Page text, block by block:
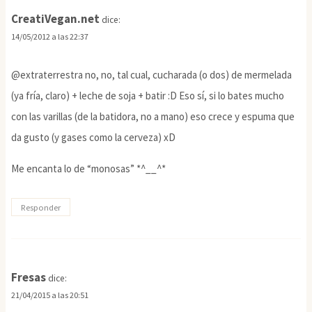
CreatiVegan.net dice:
14/05/2012 a las 22:37
@extraterrestra no, no, tal cual, cucharada (o dos) de mermelada
(ya fría, claro) + leche de soja + batir :D Eso sí, si lo bates mucho
con las varillas (de la batidora, no a mano) eso crece y espuma que
da gusto (y gases como la cerveza) xD
Me encanta lo de “monosas” *^__^*
Responder
Fresas dice:
21/04/2015 a las 20:51